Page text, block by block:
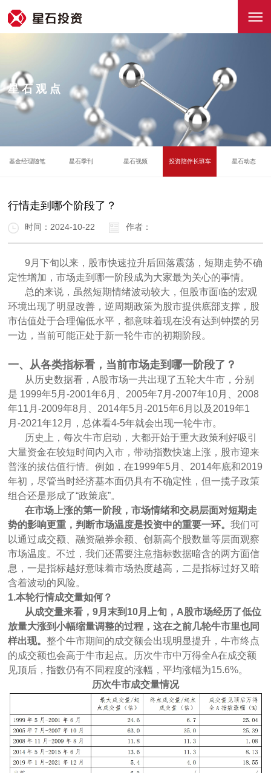
星石观点
基金经理随笔 星石季刊 星石视频 投资陪伴长班车 星石动态
行情走到哪个阶段了？
时间：2024-10-22 作者：
9月下旬以来，股市快速拉升后回落震荡，短期走势不确
定性增加，市场走到哪一阶段成为大家最为关心的事情。
总的来说，虽然短期情绪波动较大，但股市面临的宏观
环境出现了明显改善，逆周期政策为股市提供底部支撑，股
市估值处于合理偏低水平，都意味着现在没有达到钟摆的另
一边，当前可能正处于新一轮牛市的初期阶段。
一、从各类指标看，当前市场走到哪一阶段了？
从历史数据看，A股市场一共出现了五轮大牛市，分别
是 1999年5月-2001年6月、2005年7月-2007年10月、2008
年11月-2009年8月、2014年5月-2015年6月以及2019年1
月-2021年12月，总体看4-5年就会出现一轮牛市。
历史上，每次牛市启动，大都开始于重大政策利好吸引
大量资金在较短时间内入市，带动指数快速上涨，股市迎来
普涨的拔估值行情。例如，在1999年5月、2014年底和2019
年初，尽管当时经济基本面仍具有不确定性，但一揽子政策
组合还是形成了“政策底”。
在市场上涨的第一阶段，市场情绪和交易层面对短期走
势的影响更重，判断市场温度是投资中的重要一环。我们可
以通过成交额、融资融券余额、创新高个股数量等层面观察
市场温度。不过，我们还需要注意指标数据暗含的两方面信
息，一是指标越好意味着市场热度越高，二是指标过好又暗
含着波动的风险。
1.本轮行情成交量如何？
从成交量来看，9月末到10月上旬，A股市场经历了低位
放量大涨到小幅缩量调整的过程，这在之前几轮牛市里也同
样出现。整个牛市期间的成交额会出现明显提升，牛市终点
的成交额也会高于牛市起点。历次牛市中万得全A在成交额
见顶后，指数仍有不同程度的涨幅，平均涨幅为15.6%。
历次牛市成交量情况